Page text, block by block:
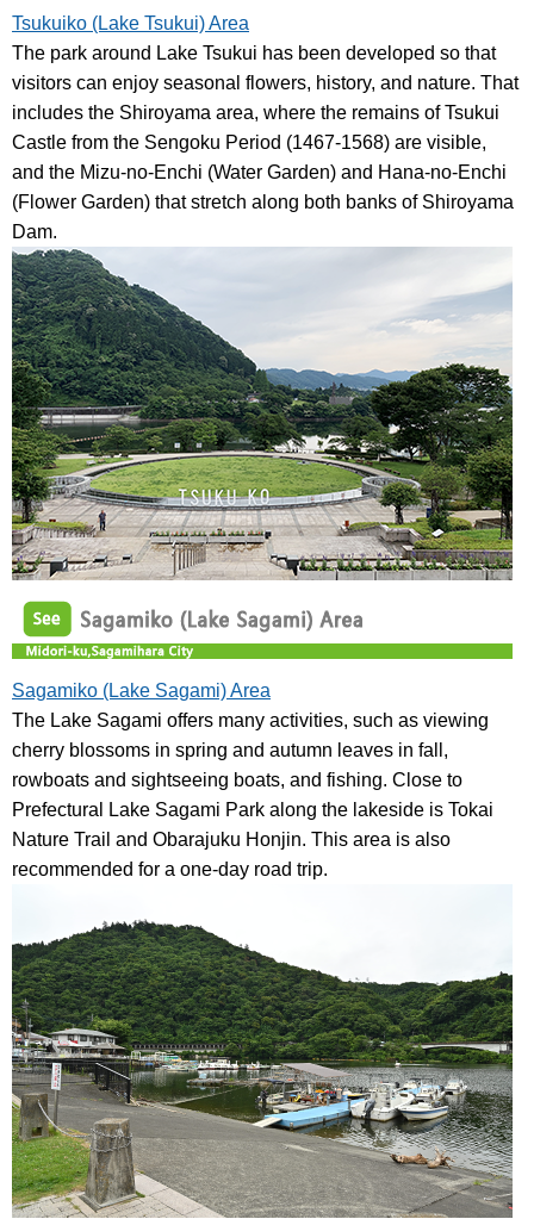
Tsukuiko (Lake Tsukui) Area
The park around Lake Tsukui has been developed so that
visitors can enjoy seasonal flowers, history, and nature. That
includes the Shiroyama area, where the remains of Tsukui
Castle from the Sengoku Period (1467-1568) are visible,
and the Mizu-no-Enchi (Water Garden) and Hana-no-Enchi
(Flower Garden) that stretch along both banks of Shiroyama
Dam.
Sagamiko (Lake Sagami) Area
The Lake Sagami offers many activities, such as viewing
cherry blossoms in spring and autumn leaves in fall,
rowboats and sightseeing boats, and fishing. Close to
Prefectural Lake Sagami Park along the lakeside is Tokai
Nature Trail and Obarajuku Honjin. This area is also
recommended for a one-day road trip.